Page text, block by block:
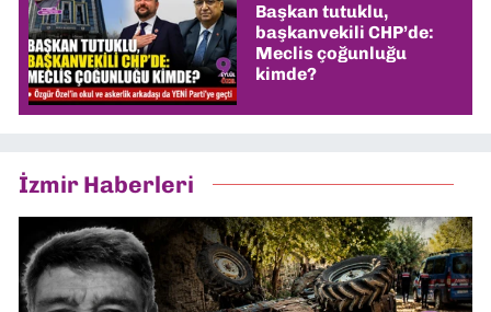
Başkan tutuklu,
başkanvekili CHP’de:
Meclis çoğunluğu
kimde?
İzmir Haberleri